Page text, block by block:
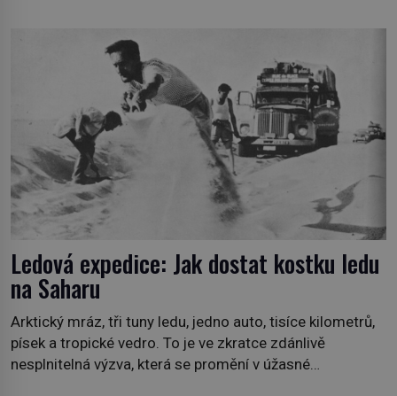
1778), jenže v Asii o něm ví už celá staletí. Zvíře
připomíná jelena, v kohoutku dosahuje […]
Ledová expedice: Jak dostat kostku ledu
na Saharu
Arktický mráz, tři tuny ledu, jedno auto, tisíce kilometrů,
písek a tropické vedro. To je ve zkratce zdánlivě
nesplnitelná výzva, která se promění v úžasné